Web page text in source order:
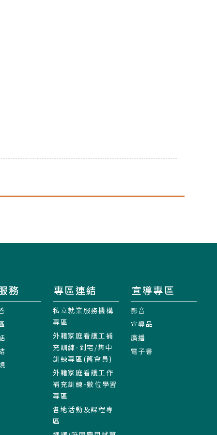
務 專區連結
私立就業服務機構
專區
外籍家庭看護工補
充訓練-到宅/集中
訓練專區(舊會員)
外籍家庭看護工作
補充訓練-數位學習
專區
各地活動及課程專
區
宣導專區
影音
宣導品
廣播
電子書